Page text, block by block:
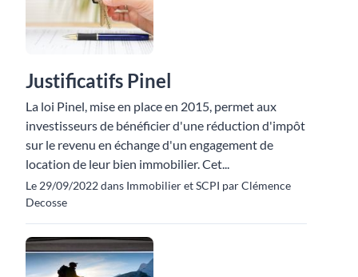
Justificatifs Pinel
La loi Pinel, mise en place en 2015, permet aux
investisseurs de bénéficier d'une réduction d'impôt
sur le revenu en échange d'un engagement de
location de leur bien immobilier. Cet...
Le 29/09/2022 dans Immobilier et SCPI par Clémence
Decosse